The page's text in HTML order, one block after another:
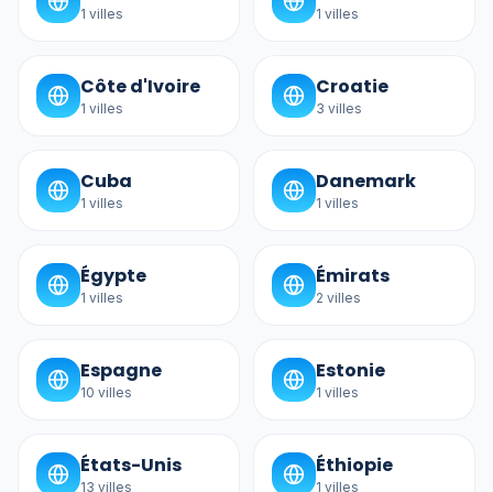
1 villes 1 villes
Côte d'Ivoire
1 villes
Croatie
3 villes
Cuba
1 villes
Danemark
1 villes
Égypte
1 villes
Émirats
2 villes
Espagne
10 villes
Estonie
1 villes
États-Unis
13 villes
Éthiopie
1 villes